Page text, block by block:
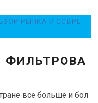
РЫНКА И СОВРЕ
ФИЛЬТРОВА
все больше и бол